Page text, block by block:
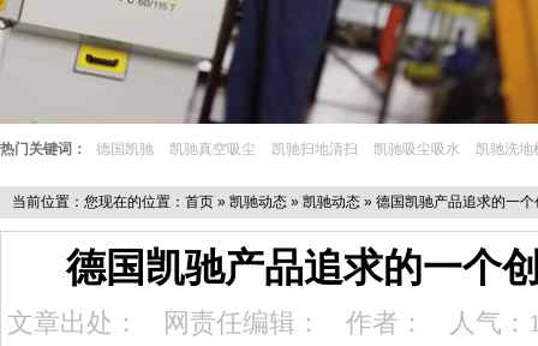
热门关键词： 德国凯驰 凯驰真空吸尘 凯驰扫地清扫 凯驰吸尘吸水 凯驰洗地
当前位置：您现在的位置： 首页 » 凯驰动态 » 凯驰动态 » 德国凯驰产品追求的一
德国凯驰产品追求的一个
文章出处： 网责任编辑： 作者：
人气：